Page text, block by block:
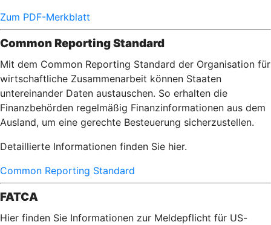
Zum PDF-Merkblatt
Common Reporting Standard
Mit dem Common Reporting Standard der Organisation für
wirtschaftliche Zusammenarbeit können Staaten
untereinander Daten austauschen. So erhalten die
Finanzbehörden regelmäßig Finanzinformationen aus dem
Ausland, um eine gerechte Besteuerung sicherzustellen.
Detaillierte Informationen finden Sie hier.
Common Reporting Standard
FATCA
Hier finden Sie Informationen zur Meldepflicht für US-